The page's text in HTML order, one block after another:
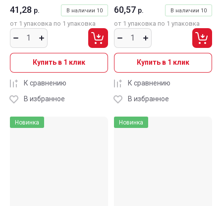
В наличии 10
41,28 р.
от 1 упаковка по 1 упаковка
Купить в 1 клик
К сравнению
В избранное
В наличии 10
60,57 р.
от 1 упаковка по 1 упаковка
Купить в 1 клик
К сравнению
В избранное
Новинка Новинка